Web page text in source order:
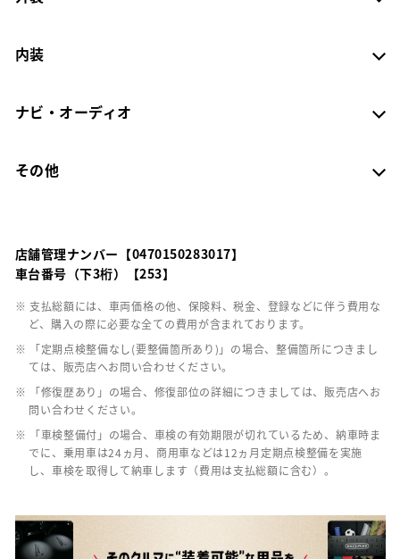
内装
ナビ・オーディオ
その他
店舗管理ナンバー【0470150283017】
車台番号（下3桁）【253】
※ 支払総額には、車両価格の他、保険料、税金、登録などに伴う費用な
ど、購入の際に必要な全ての費用が含まれております。
※ 「定期点検整備なし(要整備箇所あり)」の場合、整備箇所につきまし
ては、販売店へお問い合わせください。
※ 「修復歴あり」の場合、修復部位の詳細につきましては、販売店へお
問い合わせください。
※ 「車検整備付」の場合、車検の有効期限が切れているため、納車時ま
でに、乗用車は24ヵ月、商用車などは12ヵ月定期点検整備を実施
し、車検を取得して納車します（費用は支払総額に含む）。